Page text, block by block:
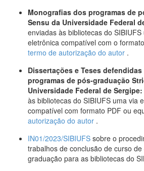
Monografias dos programas de
Sensu da Universidade Federal
enviadas às bibliotecas do
eletrônica compatível com o
termo de autorização do autor .
Dissertações e Teses
programas de pós-graduação
Universidade Federal de Sergipe:
às bibliotecas do SIBIUFS uma via
compatível com formato PDF ou
autorização do autor .
IN01/2023/SIBIUFS sobre o
trabalhos de conclusão de curso
graduação para as bibliotecas do